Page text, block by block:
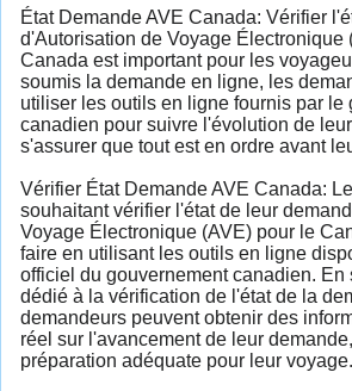
État Demande AVE Canada: Vérifier
d'Autorisation de Voyage Électronique
Canada est important pour les
soumis la demande en ligne, les
utiliser les outils en ligne fournis par le
canadien pour suivre l'évolution de
s'assurer que tout est en ordre avant
Vérifier État Demande AVE Canada:
souhaitant vérifier l'état de leur
Voyage Électronique (AVE) pour le
faire en utilisant les outils en ligne
officiel du gouvernement canadien. En
dédié à la vérification de l'état de la
demandeurs peuvent obtenir des
réel sur l'avancement de leur
préparation adéquate pour leur voyage.